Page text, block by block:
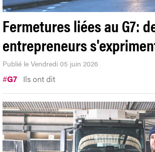
Fermetures liées au G7:
entrepreneurs
Publié le Vendredi 05 juin 2026
#G7 Ils ont dit